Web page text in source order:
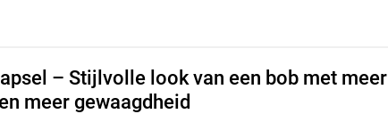
– Stijlvolle look van een bob met meer
meer gewaagdheid